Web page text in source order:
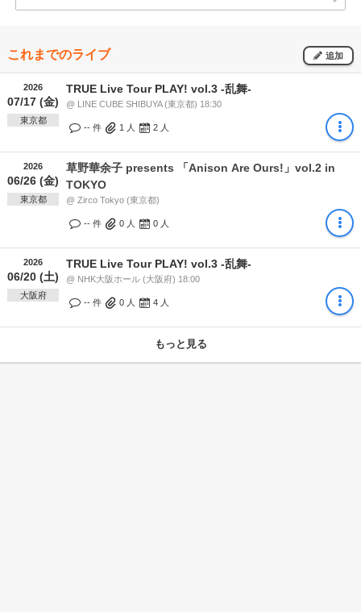
これまでのライブ 追加
2026
07/17 (金)
東京都
TRUE Live Tour PLAY! vol.3 -乱舞-
@ LINE CUBE SHIBUYA (東京都) 18:30
-- 件 1 人 2 人
2026
06/26 (金)
東京都
草野華余子 presents 「Anison Are Ours!」vol.2 in
TOKYO
@ Zirco Tokyo (東京都)
-- 件 0 人 0 人
2026
06/20 (土)
大阪府
TRUE Live Tour PLAY! vol.3 -乱舞-
@ NHK大阪ホール (大阪府) 18:00
-- 件 0 人 4 人
もっと見る